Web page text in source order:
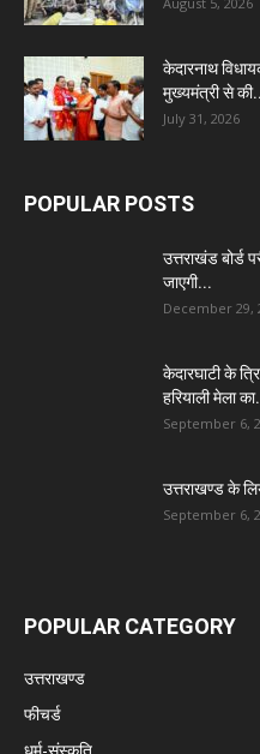
केदारनाथ
मुख्यमंत्री से
July 31, 2026
POPULAR POSTS
उत्तराखंड बोर्ड
जाएगी...
December 29,
केदारघाटी के
हरियाली मेला
September 6,
उत्तराखण्ड के
September 6,
POPULAR CATEGORY
उत्तराखण्ड
फीचर्ड